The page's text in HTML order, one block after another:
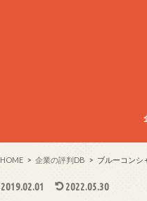
HOME 企業の評判DB ブルーコンシ
2019.02.01 2022.05.30